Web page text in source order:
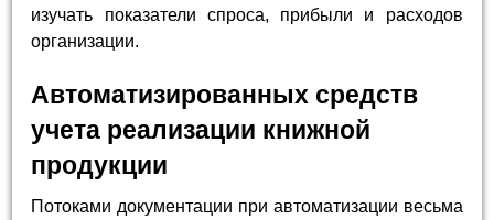
изучать показатели спроса, прибыли и расходов
организации.
Автоматизированных средств
учета реализации книжной
продукции
Потоками документации при автоматизации весьма